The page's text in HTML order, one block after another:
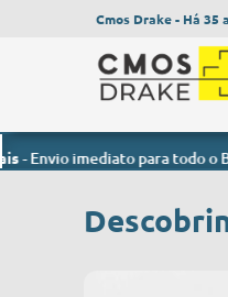
Cmos Drake - Há 35
para todo o Brasil.